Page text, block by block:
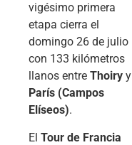
vigésimo primera
etapa cierra el
domingo 26 de julio
con 133 kilómetros
llanos entre Thoiry y
París (Campos
Elíseos).
El Tour de Francia